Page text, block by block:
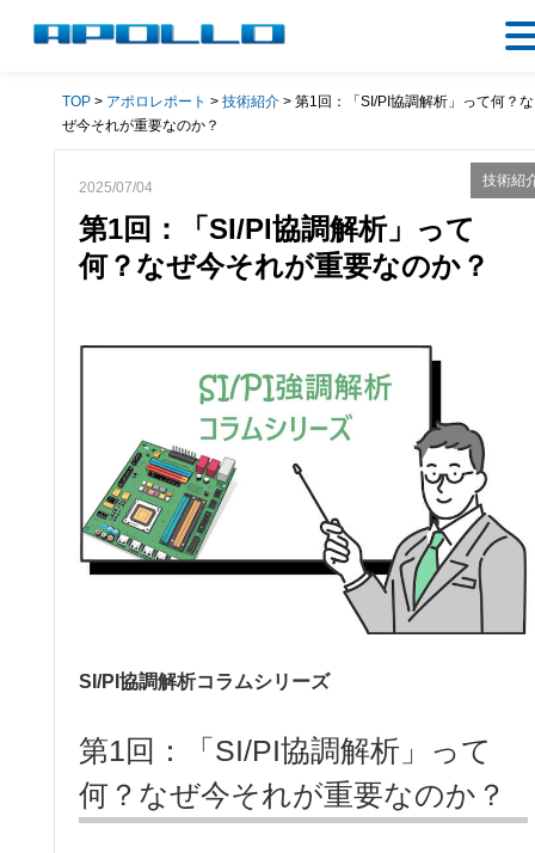
TOP > アポロレポート > 技術紹介 > 第1回：「SI/PI協調解析」って何？な
ぜ今それが重要なのか？
技術紹
2025/07/04
第1回：「SI/PI協調解析」って
何？なぜ今それが重要なのか？
SI/PI 協調解析コラムシリーズ
第1回：「SI/PI協調解析」って
何？なぜ今それが重要なのか？